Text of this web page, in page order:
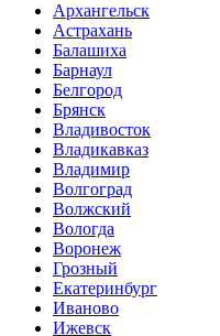
Архангельск
Астрахань
Балашиха
Барнаул
Белгород
Брянск
Владивосток
Владикавказ
Владимир
Волгоград
Волжский
Вологда
Воронеж
Грозный
Екатеринбург
Иваново
Ижевск